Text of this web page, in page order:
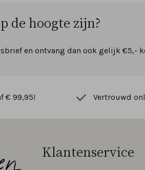
de hoogte zijn?
en ontvang dan ook gelijk €5,-
€ 99,95! Vertrouwd
Klantenservice